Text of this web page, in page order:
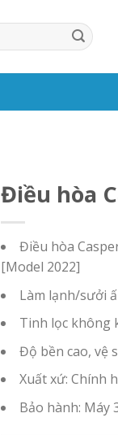
Điều hòa
Điều hòa
[Model 2022]
Làm lạnh/sưởi
Tinh lọc không
Độ bền cao, vệ
Xuất xứ: Chính
Bảo hành: Máy